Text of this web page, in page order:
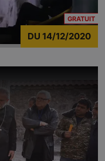
GRATUIT
DU 14/12/2020